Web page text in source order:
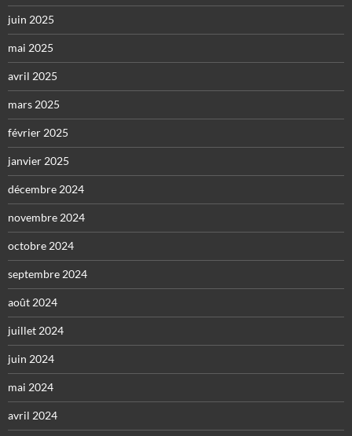
juin 2025
mai 2025
avril 2025
mars 2025
février 2025
janvier 2025
décembre 2024
novembre 2024
octobre 2024
septembre 2024
août 2024
juillet 2024
juin 2024
mai 2024
avril 2024